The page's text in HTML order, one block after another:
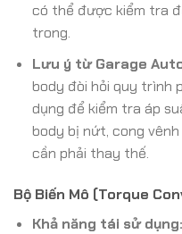
có thể được kiểm tra
trong.
Lưu ý từ Garage
body đòi hỏi quy trình
dụng để kiểm tra áp
body bị nứt, cong
cần phải thay thế.
Bộ Biến Mô (Torque
Khả năng tái sử dụng: